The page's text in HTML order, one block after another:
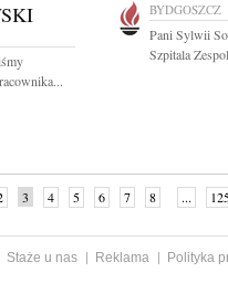
BYDGOSZCZ
Pani Sylwii
Szpitala
3 4 5 6 7 8 ...
Staże u nas Reklama
Polityka